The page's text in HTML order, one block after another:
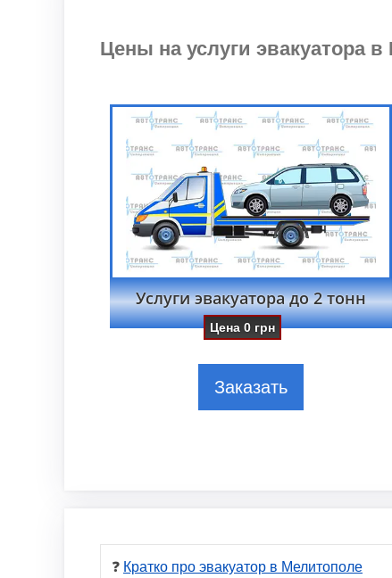
Цены на услуги эвакуатора в
Услуги эвакуатора до 2 тонн
Цена0 грн
Заказать
❓ Кратко про эвакуатор в Мелитополе